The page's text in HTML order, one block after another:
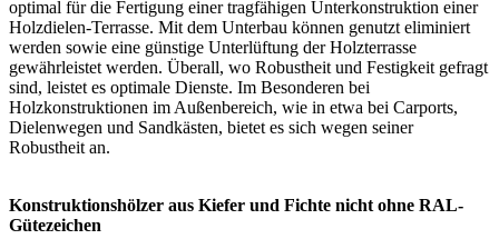
optimal für die Fertigung einer tragfähigen Unterkonstruktion einer
Holzdielen-Terrasse. Mit dem Unterbau können genutzt eliminiert
werden sowie eine günstige Unterlüftung derHolzterrasse
gewährleistet werden. Überall, wo Robustheit und Festigkeit gefragt
sind, leistet es optimale Dienste. Im Besonderen bei
Holzkonstruktionen im Außenbereich, wie in etwa bei Carports,
Dielenwegen und Sandkästen, bietet es sich wegen seiner
Robustheit an.
Konstruktionshölzer aus Kiefer und Fichte nicht ohne RAL-
Gütezeichen